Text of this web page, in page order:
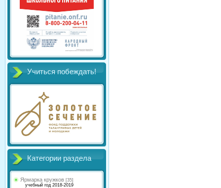
Учиться побеждать!
Категории раздела
Ярмарка кружков [35]
учебный год 2018-2019